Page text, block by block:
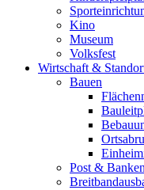
Kino
Museum
Volksfest
Wirtschaft &
Bauen
Post & Banken